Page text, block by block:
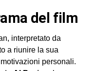
del film
interpretato da
a riunire la sua
personali.